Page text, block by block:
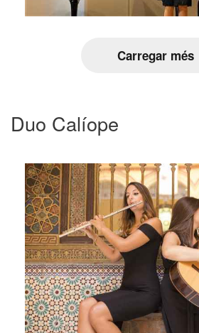
Carregar més
Duo Calíope